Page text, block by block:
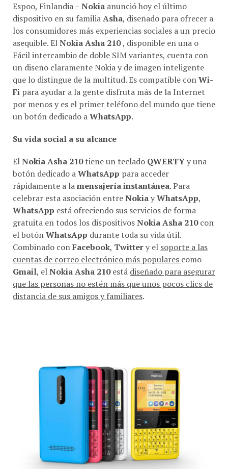
Espoo, Finlandia –Nokia anunció hoy el último
dispositivo en su familiaAsha, diseñado para ofrecer a
los consumidores más experiencias sociales a un precio
asequible. ElNokia Asha 210, disponible en una o
Fácil intercambio de doble SIM variantes, cuenta con
un diseño claramente Nokia y de imagen inteligente
que lo distingue de la multitud. Es compatible conWi-
Fi para ayudar a la gente disfruta más de la Internet
por menos y es el primer teléfono del mundo que tiene
un botón dedicado aWhatsApp.
Su vida social a su alcance
ElNokia Asha 210tiene un teclado QWERTYy una
botón dedicado aWhatsApp para acceder
rápidamente a lamensajería instantánea. Para
celebrar esta asociación entreNokiayWhatsApp,
WhatsApp está ofreciendo sus servicios de forma
gratuita en todos los dispositivosNokia Asha 210con
el botónWhatsApp durante toda su vida útil.
Combinado conFacebook, Twittery el soporte a las
cuentas de correo electrónico más populares como
Gmail, elNokia Asha 210está diseñado para asegurar
que las personas no estén más que unos pocos clics de
distancia de sus amigos y familiares.